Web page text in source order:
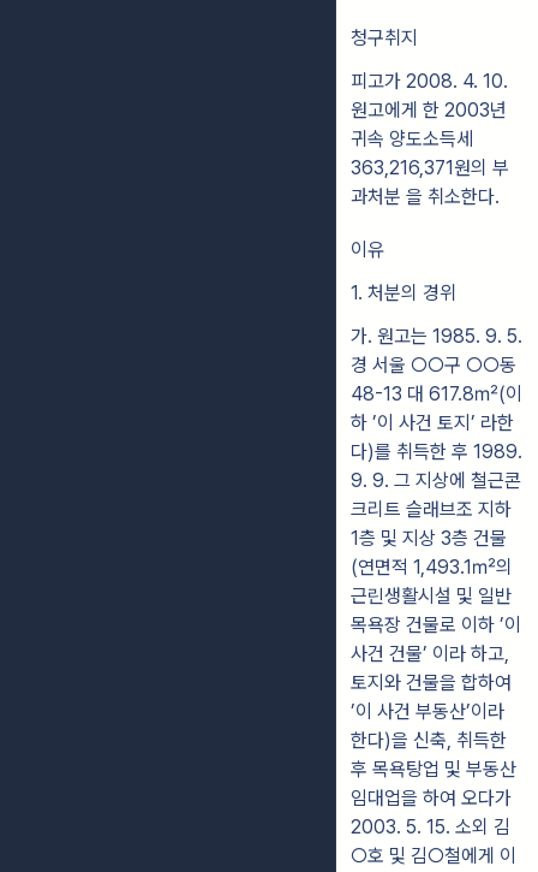
청구취지
피고가 2008. 4. 10.
원고에게 한 2003년
귀속 양도소득세
363,216,371원의 부
과처분 을 취소한다.
이유
1. 처분의 경위
가. 원고는 1985. 9. 5.
경 서울 ○○구 ○○동
48-13 대 617.8㎡(이
하 ’이 사건 토지’ 라한
다)를 취득한 후 1989.
9. 9. 그 지상에 철근콘
크리트 슬래브조 지하
1층 및 지상 3층 건물
(연면적 1,493.1㎡의
근린생활시설 및 일반
목욕장 건물로 이하 ’이
사건 건물’ 이라 하고,
토지와 건물을 합하여
’이 사건 부동산’이라
한다)을 신축, 취득한
후 목욕탕업 및 부동산
임대업을 하여 오다가
2003. 5. 15. 소외 김
○호 및 김○철에게 이